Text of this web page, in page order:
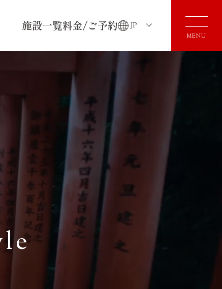
施設一覧料金/ご予約 JP
MENU